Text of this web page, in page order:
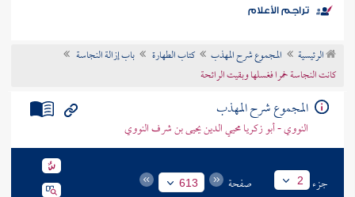
موضوعي
تراجم الأعلام
الرئيسية المجموع شرح المهذب كتاب الطهارة
باب إزالة النجاسة
كانت النجاسة خمرا فغسلها وبقيت الرائحة
المجموع شرح المهذب
النووي - أبو زكريا محيي الدين يحيى بن شرف النووي
جزء 2 صفحة 613